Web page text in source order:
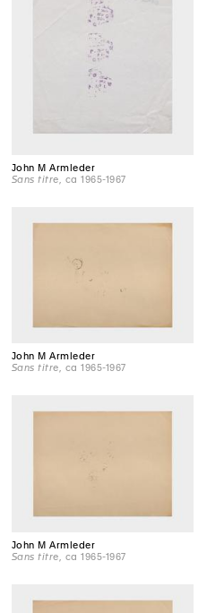
John M Armleder
Sans titre , ca 1965-1967
John M Armleder
Sans titre , ca 1965-1967
John M Armleder
Sans titre , ca 1965-1967